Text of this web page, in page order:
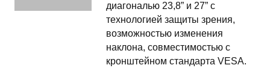
диагональю 23,8” и 27” с
технологией защиты зрения,
возможностью изменения
наклона, совместимостью с
кронштейном стандарта VESA.